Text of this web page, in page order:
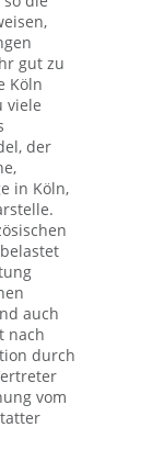
gut zu
Köln
viele
der
in Köln,
auch
nach
durch
vom